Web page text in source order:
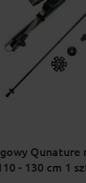
Qunature
- 130 cm 1